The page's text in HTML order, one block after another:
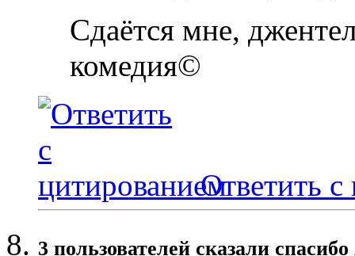
Сдаётся мне,
комедия©
Ответить с
3 пользователей сказали